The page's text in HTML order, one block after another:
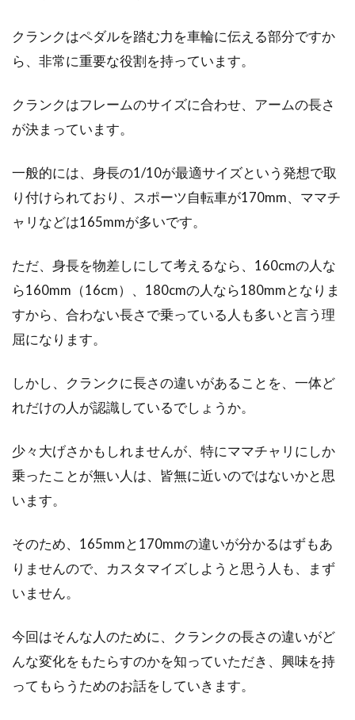
スポーツ系自転車では各所のメンテナンスが不
可欠ですが、その際に自転車をどう固定するか
る！スポークの長さを知ろう
様々な部品から成り立って出来ている自転車で
すが、中でも走るときに重要になってくる部品
自転車に貼るステッカーを自作し
スポーツ自転車は見た目がスポーティで格好良
いです。しかし、同じ自転車を乗っている人で
近年では、健康やダイエットの目的で自転車に
ジャイアントのクロスバイクを最安
クランクはペダルを踏む力を車輪に伝える部分ですか
ら、非常に重要な役割を持っています。
クランクはフレームのサイズに合わせ、アームの長さ
が決まっています。
一般的には、身長の1/10が最適サイズという発想で取
り付けられており、スポーツ自転車が170mm、ママチ
ャリなどは165mmが多いです。
ただ、身長を物差しにして考えるなら、160cmの人な
ら160mm（16cm）、180cmの人なら180mmとなりま
すから、合わない長さで乗っている人も多いと言う理
屈になります。
しかし、クランクに長さの違いがあることを、一体ど
れだけの人が認識しているでしょうか。
少々大げさかもしれませんが、特にママチャリにしか
乗ったことが無い人は、皆無に近いのではないかと思
います。
そのため、165mmと170mmの違いが分かるはずもあ
りませんので、カスタマイズしようと思う人も、まず
いません。
今回はそんな人のために、クランクの長さの違いがど
んな変化をもたらすのかを知っていただき、興味を持
ってもらうためのお話をしていきます。